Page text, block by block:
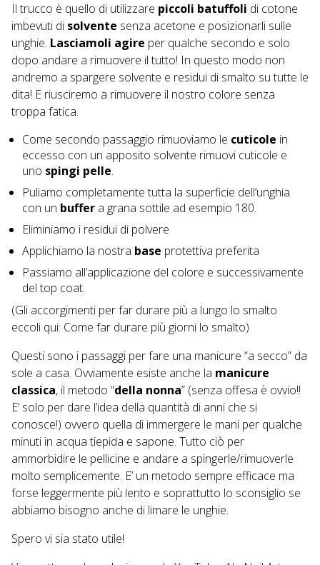
Il trucco è quello di utilizzare piccoli batuffoli di cotone
imbevuti di solvente senza acetone e posizionarli sulle
unghie. Lasciamoli agire per qualche secondo e solo
dopo andare a rimuovere il tutto! In questo modo non
andremo a spargere solvente e residui di smalto su tutte le
dita! E riusciremo a rimuovere il nostro colore senza
troppa fatica.
Come secondo passaggio rimuoviamo le cuticole in
eccesso con un apposito solvente rimuovi cuticole e
uno spingi pelle.
Puliamo completamente tutta la superficie dell’unghia
con un buffer a grana sottile ad esempio 180.
Eliminiamo i residui di polvere
Applichiamo la nostra base protettiva preferita
Passiamo all’applicazione del colore e successivamente
del top coat.
(Gli accorgimenti per far durare più a lungo lo smalto
eccoli qui: Come far durare più giorni lo smalto)
Questi sono i passaggi per fare una manicure “a secco” da
sole a casa. Ovviamente esiste anche la manicure
classica, il metodo “della nonna” (senza offesa è ovvio!!
E’ solo per dare l’idea della quantità di anni che si
conosce!) ovvero quella di immergere le mani per qualche
minuti in acqua tiepida e sapone. Tutto ciò per
ammorbidire le pellicine e andare a spingerle/rimuoverle
molto semplicemente. E’ un metodo sempre efficace ma
forse leggermente più lento e soprattutto lo sconsiglio se
abbiamo bisogno anche di limare le unghie.
Spero vi sia stato utile!